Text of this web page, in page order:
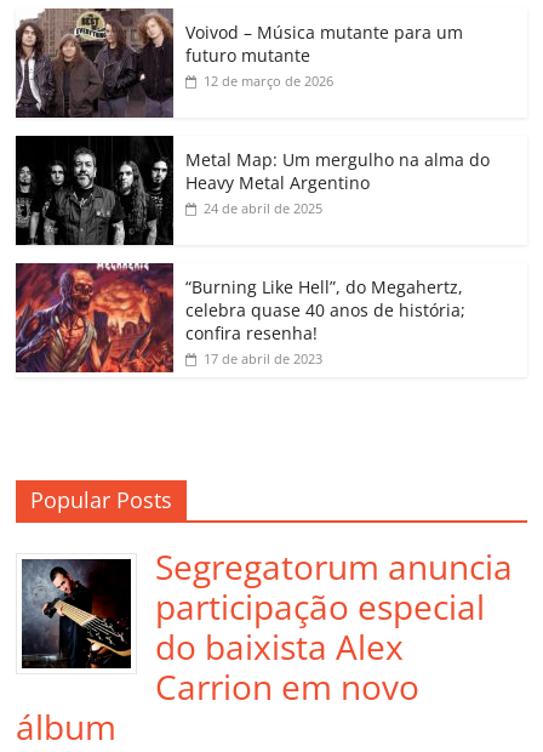
c
e
b
o
o
k
itt
er
ai at
s
A
p
k
e
dI
gl
e
a
ss
o
m
y
k
p
h
Voivod – Música mutante para um
futuro mutante
12 de março de 2026
Metal Map: Um mergulho na alma do
Heavy Metal Argentino
24 de abril de 2025
“Burning Like Hell”, do Megahertz,
celebra quase 40 anos de história;
confira resenha!
17 de abril de 2023
Popular Posts
Segregatorum anuncia
participação especial
do baixista Alex
Carrion em novo
álbum